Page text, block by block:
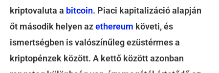
kriptovaluta a bitcoin. Piaci kapitalizáció alapján
őt második helyen azethereum követi, és
ismertségben is valószínűleg ezüstérmes a
kriptopénzek között. A kettő között azonban